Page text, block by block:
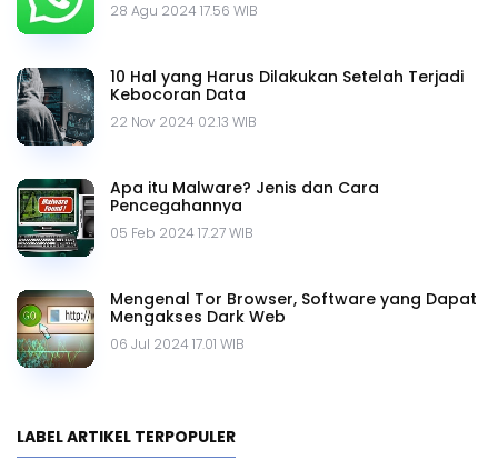
28 Agu 2024 17.56 WIB
10 Hal yang Harus Dilakukan Setelah Terjadi
Kebocoran Data
22 Nov 2024 02.13 WIB
Apa itu Malware? Jenis dan Cara
Pencegahannya
05 Feb 2024 17.27 WIB
Mengenal Tor Browser, Software yang Dapat
Mengakses Dark Web
06 Jul 2024 17.01 WIB
LABEL ARTIKEL TERPOPULER